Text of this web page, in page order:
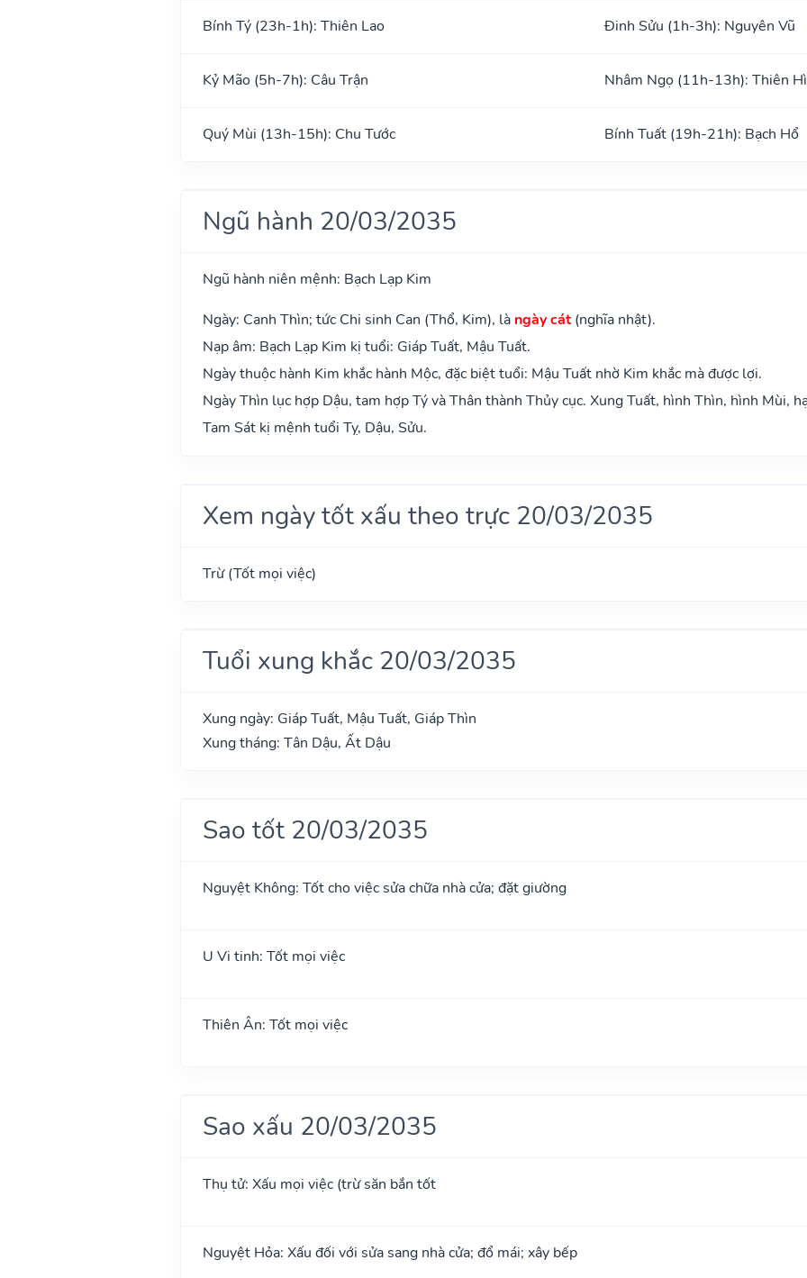
Bính Tý (23h-1h): Thiên Lao Đinh Sửu (1h-3h): Nguyên Vũ
Kỷ Mão (5h-7h): Câu Trận Nhâm Ngọ (11h-13h): Thiên
Quý Mùi (13h-15h): Chu Tước Bính Tuất (19h-21h): Bạch Hổ
Ngũ hành 20/03/2035
Ngũ hành niên mệnh: Bạch Lạp Kim
Ngày: Canh Thìn; tức Chi sinh Can (Thổ, Kim), là ngày cát(nghĩa nhật).
Nạp âm: Bạch Lạp Kim kị tuổi: Giáp Tuất, Mậu Tuất.
Ngày thuộc hành Kim khắc hành Mộc, đặc biệt tuổi: Mậu Tuất nhờ Kim khắc mà được lợi.
Ngày Thìn lục hợp Dậu, tam hợp Tý và Thân thành Thủy cục. Xung Tuất, hình Thìn, hình Mùi,
Tam Sát kị mệnh tuổi Tỵ, Dậu, Sửu.
Xem ngày tốt xấu theo trực 20/03/2035
Trừ (Tốt mọi việc)
Tuổi xung khắc 20/03/2035
Xung ngày: Giáp Tuất, Mậu Tuất, Giáp Thìn
Xung tháng: Tân Dậu, Ất Dậu
Sao tốt 20/03/2035
Nguyệt Không: Tốt cho việc sửa chữa nhà cửa; đặt giường
U Vi tinh: Tốt mọi việc
Thiên Ân: Tốt mọi việc
Sao xấu 20/03/2035
Thụ tử: Xấu mọi việc (trừ săn bắn tốt
Nguyệt Hỏa: Xấu đối với sửa sang nhà cửa; đổ mái; xây bếp